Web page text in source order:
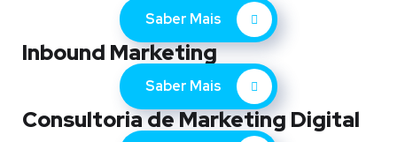
Saber Mais
Inbound Marketing
Saber Mais
Consultoria de Marketing Digital